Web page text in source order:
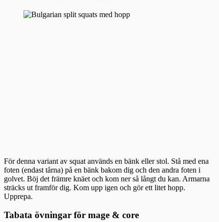
För denna variant av squat används en bänk eller stol. Stå med ena
foten (endast tårna) på en bänk bakom dig och den andra foten i
golvet. Böj det främre knäet och kom ner så långt du kan. Armarna
sträcks ut framför dig. Kom upp igen och gör ett litet hopp.
Upprepa.
Tabata övningar för mage & core